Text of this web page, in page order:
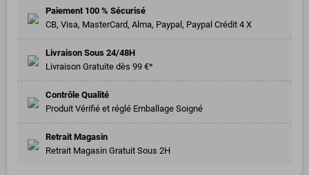
Paiement 100 % Sécurisé
CB, Visa, MasterCard, Alma, Paypal, Paypal Crédit 4 X
Livraison Sous 24/48H
Livraison Gratuite dès 99 €*
Contrôle Qualité
Produit Vérifié et réglé Emballage Soigné
Retrait Magasin
Retrait Magasin Gratuit Sous 2H